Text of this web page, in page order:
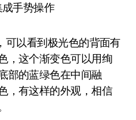
手势操作
可以看到极光色的背面有
，这个渐变色可以用绚
部的蓝绿色在中间融
，有这样的外观，相信